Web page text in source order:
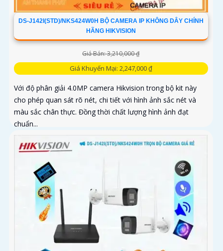
DS-J142I(STD)/NKS424W0H BỘ CAMERA IP KHÔNG DÂY CHÍNH
HÃNG HIKVISION
Giá Bán: 3,210,000 ₫
Giá Khuyến Mại: 2,247,000 ₫
Với độ phân giải 4.0MP camera Hikvision trong bộ kit này
cho phép quan sát rõ nét, chi tiết với hình ảnh sắc nét và
màu sắc chân thực. Đồng thời chất lượng hình ảnh đạt
chuẩn...